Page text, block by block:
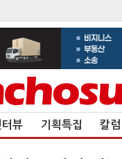
터뷰 기획특집 칼럼